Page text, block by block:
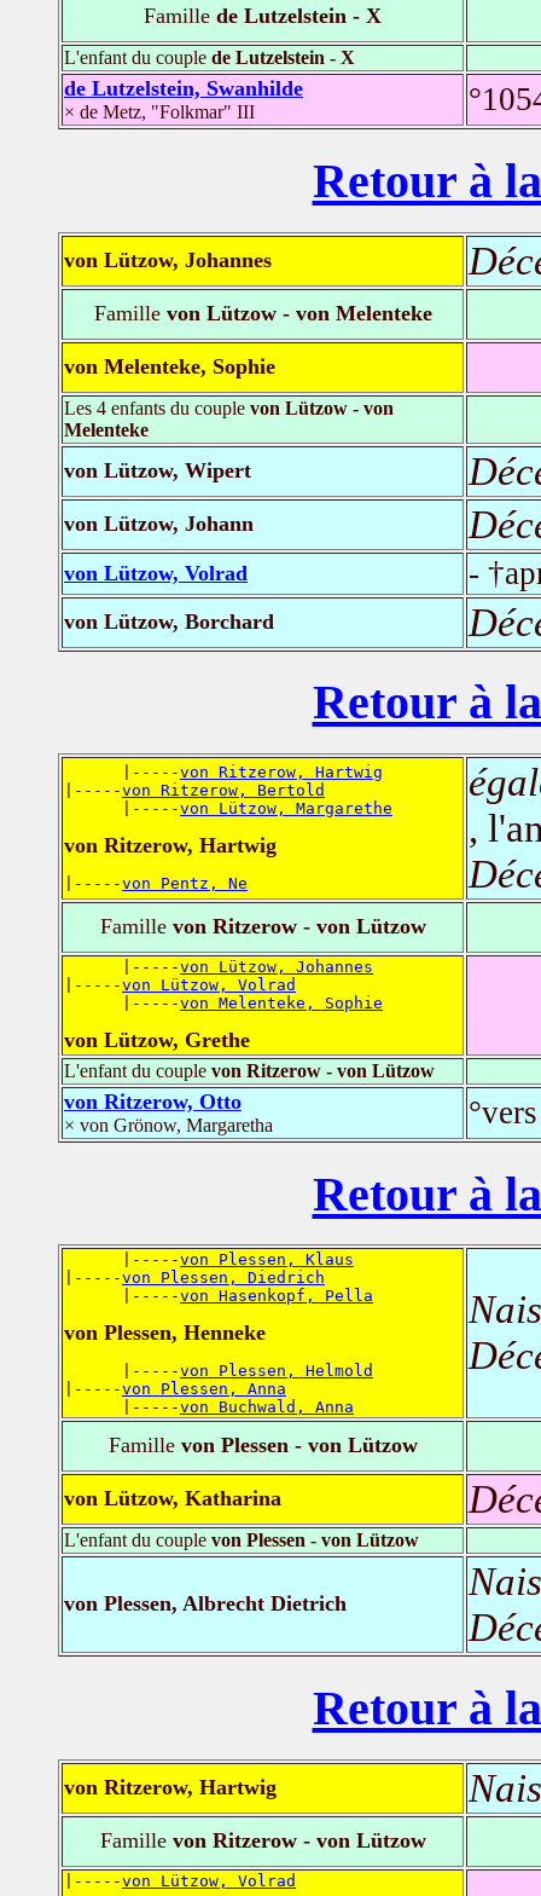
Famille de Lutzelstein - X
L'enfant du couple de Lutzelstein - X
de Lutzelstein, Swanhilde
× de Metz, "Folkmar" III
Retour à
von Lützow, Johannes
Famillevon Lützow - von Melenteke
von Melenteke, Sophie
Les 4 enfants du couple von Lützow - von
Melenteke
von Lützow, Wipert
von Lützow, Johann
von Lützow, Volrad -
von Lützow, Borchard
Retour à
      |-----
von Ritzerow, Hartwig
|-----von Ritzerow, Bertold
      |-----
von Lützow, Margarethe
von Ritzerow, Hartwig
|-----von Pentz, Ne
,
Famillevon Ritzerow - von Lützow
      |-----
von Lützow, Johannes
|-----von Lützow, Volrad
      |-----
von Melenteke, Sophie
von Lützow, Grethe
L'enfant du couple von Ritzerow - von Lützow
von Ritzerow, Otto
× von Grönow, Margaretha
Retour à
      |-----
von Plessen, Klaus
|-----von Plessen, Diedrich
      |-----
von Hasenkopf, Pella
von Plessen, Henneke
      |-----
von Plessen, Helmold
|-----von Plessen, Anna
      |-----
von Buchwald, Anna
Famillevon Plessen - von Lützow
von Lützow, Katharina
L'enfant du couple von Plessen - von Lützow
von Plessen, Albrecht Dietrich
Retour à
von Ritzerow, Hartwig
Famillevon Ritzerow - von Lützow
|-----von Lützow, Volrad